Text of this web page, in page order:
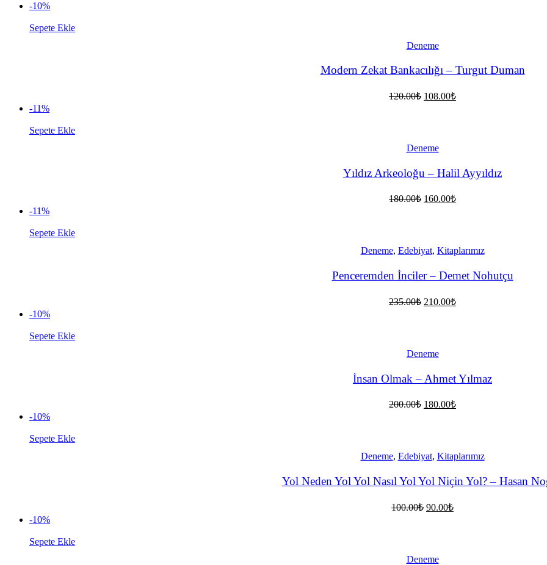
-10%
Sepete Ekle
Deneme
Modern Zekat Bankacılığı – Turgut Duman
120.00₺ Orijinal
108.00₺Şu
-11%
Sepete Ekle
Deneme
Yıldız Arkeoloğu – Halil Ayyıldız
180.00₺ Orijinal
160.00₺Şu
-11%
Sepete Ekle
Deneme, Edebiyat, Kitaplarımız
Penceremden İnciler – Demet Nohutçu
235.00₺ Orijinal
210.00₺Şu
-10%
Sepete Ekle
Deneme
İnsan Olmak – Ahmet Yılmaz
200.00₺ Orijinal
180.00₺Şu
-10%
Sepete Ekle
Deneme, Edebiyat, Kitaplarımız
Yol Neden Yol Yol Nasıl Yol Yol Niçin Yol? – Hasan
100.00₺ Orijinal
90.00₺Şu
-10%
Sepete Ekle
Deneme